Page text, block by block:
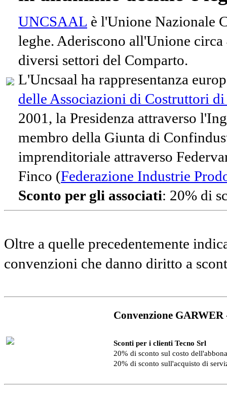
UNCSAAL è l'Unione Nazionale
leghe. Aderiscono all'Unione
diversi settori del Comparto.
L'Uncsaal ha rappresentanza
delle Associazioni di Costruttori
2001, la Presidenza attraverso
membro della Giunta di
imprenditoriale attraverso
Finco (Federazione Industrie
Sconto per gli associati: 20% di
Oltre a quelle precedentemente
convenzioni che danno diritto a
Convenzione
Sconti per i clienti Tecno Srl
20% di sconto sul costo
20% di sconto sull'acquisto di